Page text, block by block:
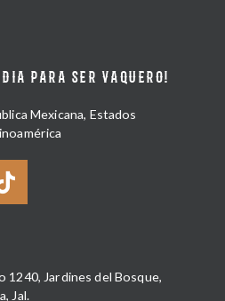
PARA SER VAQUERO!
Mexicana, Estados
1240, Jardines del Bosque,
Jal.